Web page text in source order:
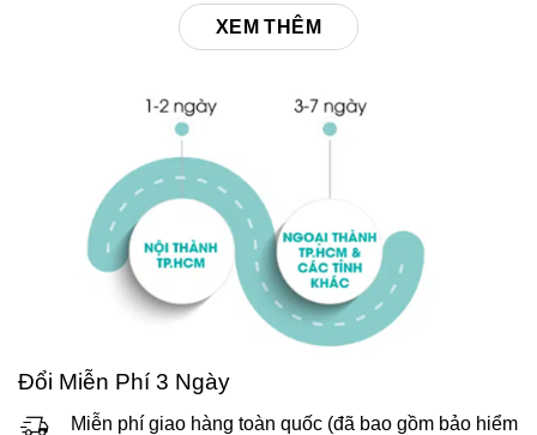
XEM THÊM
Đổi Miễn Phí 3 Ngày
Miễn phí giao hàng toàn quốc (đã bao gồm bảo hiểm